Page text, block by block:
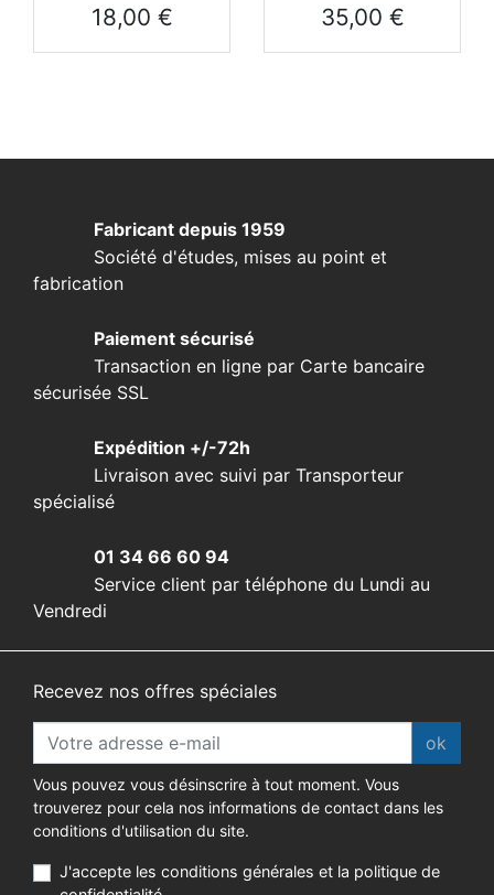
Prix
18,00 € Prix
35,00 €
Fabricant depuis 1959
Société d'études, mises au point et
fabrication
Paiement sécurisé
Transaction en ligne par Carte bancaire
sécurisée SSL
Expédition +/-72h
Livraison avec suivi par Transporteur
spécialisé
01 34 66 60 94
Service client par téléphone du Lundi au
Vendredi
Recevez nos offres spéciales
ok
Vous pouvez vous désinscrire à tout moment. Vous
trouverez pour cela nos informations de contact dans les
conditions d'utilisation du site.
J'accepte les conditions générales et la politique de